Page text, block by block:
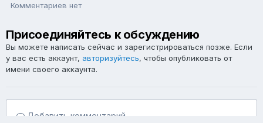
Комментариев нет
Присоединяйтесь к обсуждению
Вы можете написать сейчас и зарегистрироваться позже. Если
у вас есть аккаунт, авторизуйтесь, чтобы опубликовать от
имени своего аккаунта.
Добавить комментарий...